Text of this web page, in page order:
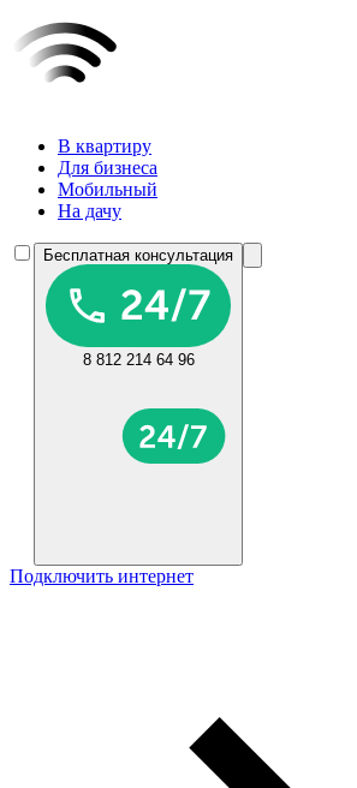
В квартиру
Для бизнеса
Мобильный
На дачу
Бесплатная консультация
8 812 214 64 96
Подключить интернет